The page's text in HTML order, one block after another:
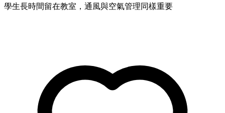
學生長時間留在教室，通風與空氣管理同樣重要